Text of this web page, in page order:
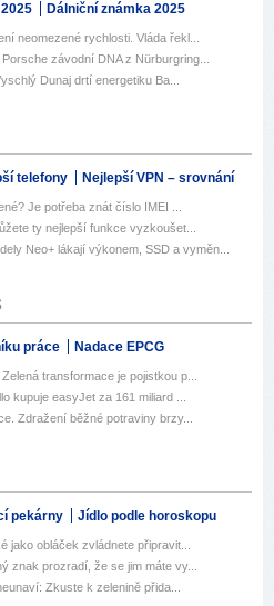
Dálniční známka 2025
neomezené rychlosti. Vláda řekl...
závodní DNA z Nürburgring...
Dunaj drtí energetiku Ba...
telefony Nejlepší VPN – srovnání
Je potřeba znát číslo IMEI ...
ty nejlepší funkce vyzkoušet...
Neo+ lákají výkonem, SSD a vyměn...
práce Nadace EPCG
transformace je pojistkou p...
kupuje easyJet za 161 miliard ...
Zdražení běžné potraviny brzy...
pekárny Jídlo podle horoskopu
jako obláček zvládnete připravit...
znak prozradí, že se jim máte vy...
Zkuste k zelenině přida...